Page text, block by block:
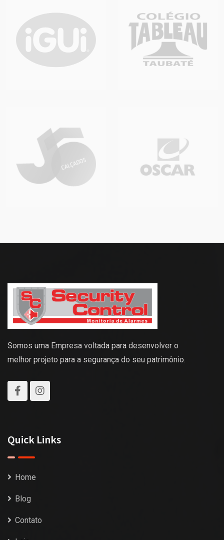
Somos uma Empresa voltada para desenvolver o
melhor projeto para a segurança do seu patrimônio.
Quick Links
Home
Blog
Contato